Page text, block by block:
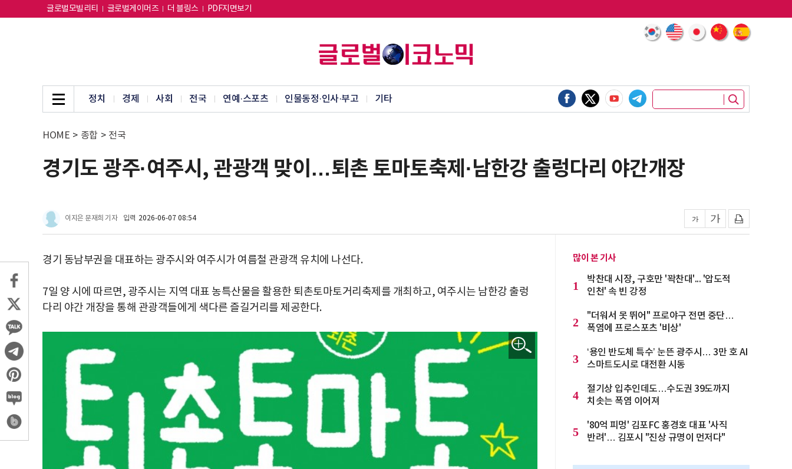
글로벌모빌리티 글로벌게이머즈 더 블링스 PDF지면보기
정치 경제 사회 전국 연예·스포츠 인물동정·인사·부고 기타
HOME > 종합 > 전국
경기도 광주·여주시, 관광객 맞이…퇴촌 토마토축제·남한강 출렁다리 야간개장
이지은 문재희 기자 입력 2026-06-07 08:54
경기 동남부권을 대표하는 광주시와 여주시가 여름철 관광객 유치에 나선다.
7일 양 시에 따르면, 광주시는 지역 대표 농특산물을 활용한 퇴촌토마토거리축제를 개최하고, 여주시는 남한강 출렁
다리 야간 개장을 통해 관광객들에게 색다른 즐길거리를 제공한다.
많이 본 기사
1
박찬대 시장, 구호만 '꽉찬대'... '압도적
인천' 속 빈 강정
2
"더워서 못 뛰어" 프로야구 전면 중단…
폭염에 프로스포츠 '비상'
3
‘용인 반도체 특수’ 눈뜬 광주시… 3만 호 AI
스마트도시로 대전환 시동
4
절기상 입추인데도…수도권 39도까지
치솟는 폭염 이어져
5
'80억 피멍' 김포FC 홍경호 대표 '사직
반려'… 김포시 "진상 규명이 먼저다"